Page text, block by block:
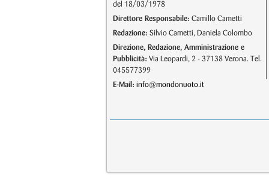
del 18/03/1978
Direttore Responsabile: Camillo Cametti
Redazione: Silvio Cametti, Daniela Colombo
Direzione, Redazione, Amministrazione e
Pubblicità: Via Leopardi, 2 - 37138 Verona. Tel.
045577399
E-Mail: info@mondonuoto.it